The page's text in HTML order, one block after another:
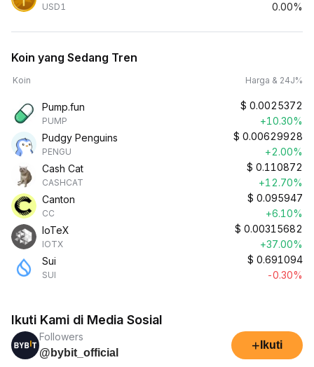
USD1
0.00%
Koin yang Sedang Tren
Koin Harga & 24J%
Pump.fun
PUMP
$ 0.0025372
+10.30%
Pudgy Penguins
PENGU
$ 0.00629928
+2.00%
Cash Cat
CASHCAT
$ 0.110872
+12.70%
Canton
CC
$ 0.095947
+6.10%
IoTeX
IOTX
$ 0.00315682
+37.00%
Sui
SUI
$ 0.691094
-0.30%
Ikuti Kami di Media Sosial
Followers
@bybit_official
+ Ikuti